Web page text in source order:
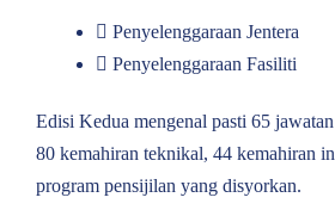
Penyelenggaraan Jentera
Penyelenggaraan Fasiliti
Edisi Kedua mengenal pasti 65
80 kemahiran teknikal, 44 kemahiran
program pensijilan yang disyorkan.